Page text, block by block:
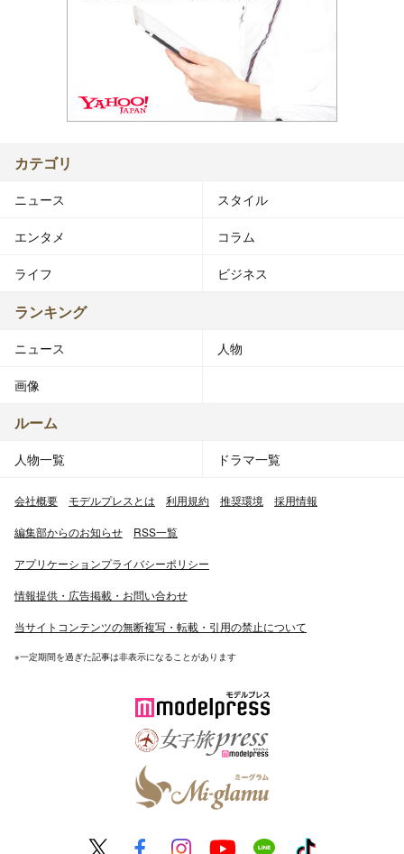
カテゴリ
ニュース スタイル
エンタメ コラム
ライフ ビジネス
ランキング
ニュース 人物
画像
ルーム
人物一覧 ドラマ一覧
会社概要 モデルプレスとは 利用規約 推奨環境 採用情報
編集部からのお知らせ RSS一覧
アプリケーションプライバシーポリシー
情報提供・広告掲載・お問い合わせ
当サイトコンテンツの無断複写・転載・引用の禁止について
※一定期間を過ぎた記事は非表示になることがあります